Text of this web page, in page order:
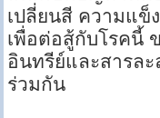
เปลี่ยนสี ความแข็
เพื่อต่อสู้กับโรคนี้
อินทรีย์และสารล
ร่วมกัน